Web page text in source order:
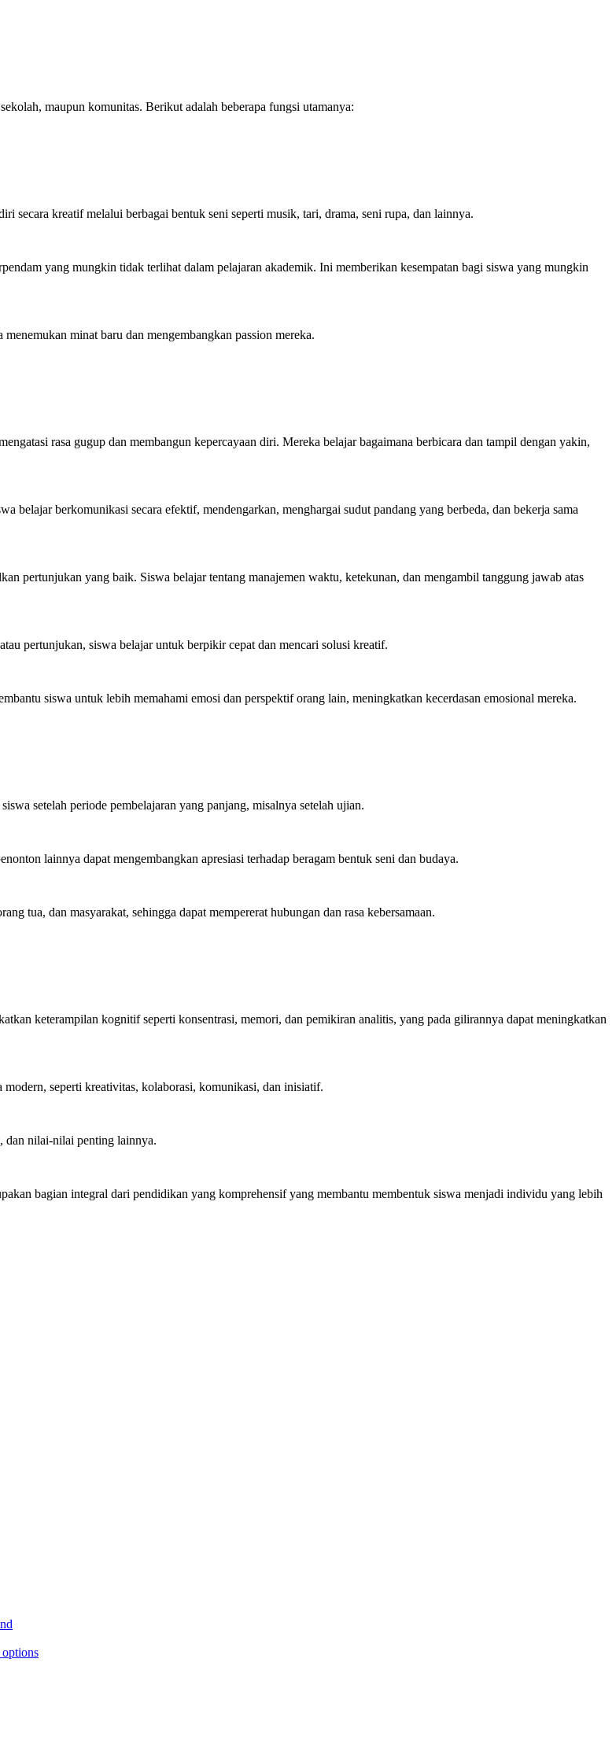
maupun komunitas. Berikut adalah beberapa fungsi utamanya:
secara kreatif melalui berbagai bentuk seni seperti musik, tari, drama, seni rupa, dan lainnya.
yang mungkin tidak terlihat dalam pelajaran akademik. Ini memberikan kesempatan bagi siswa yang mungkin
minat baru dan mengembangkan passion mereka.
rasa gugup dan membangun kepercayaan diri. Mereka belajar bagaimana berbicara dan tampil dengan yakin,
belajar berkomunikasi secara efektif, mendengarkan, menghargai sudut pandang yang berbeda, dan bekerja sama
pertunjukan yang baik. Siswa belajar tentang manajemen waktu, ketekunan, dan mengambil tanggung jawab atas
pertunjukan, siswa belajar untuk berpikir cepat dan mencari solusi kreatif.
siswa untuk lebih memahami emosi dan perspektif orang lain, meningkatkan kecerdasan emosional mereka.
setelah periode pembelajaran yang panjang, misalnya setelah ujian.
lainnya dapat mengembangkan apresiasi terhadap beragam bentuk seni dan budaya.
tua, dan masyarakat, sehingga dapat mempererat hubungan dan rasa kebersamaan.
keterampilan kognitif seperti konsentrasi, memori, dan pemikiran analitis, yang pada gilirannya dapat meningkatkan
seperti kreativitas, kolaborasi, komunikasi, dan inisiatif.
dan nilai-nilai penting lainnya.
bagian integral dari pendidikan yang komprehensif yang membantu membentuk siswa menjadi individu yang lebih